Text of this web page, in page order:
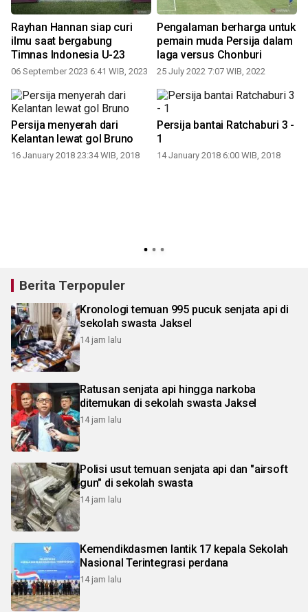
Rayhan Hannan siap curi
ilmu saat bergabung
Timnas Indonesia U-23
06 September 2023 6:41 WIB, 2023
Pengalaman berharga untuk
pemain muda Persija dalam
laga versus Chonburi
25 July 2022 7:07 WIB, 2022
Persija menyerah dari
Kelantan lewat gol Bruno
16 January 2018 23:34 WIB, 2018
Persija bantai Ratchaburi 3 -
1
14 January 2018 6:00 WIB, 2018
Berita Terpopuler
Kronologi temuan 995 pucuk senjata api di
sekolah swasta Jaksel
14 jam lalu
Ratusan senjata api hingga narkoba
ditemukan di sekolah swasta Jaksel
14 jam lalu
Polisi usut temuan senjata api dan "airsoft
gun" di sekolah swasta
14 jam lalu
Kemendikdasmen lantik 17 kepala Sekolah
Nasional Terintegrasi perdana
14 jam lalu